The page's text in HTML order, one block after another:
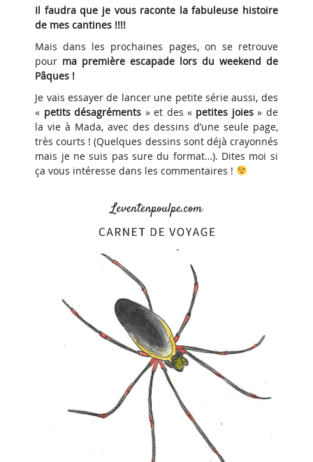
Il faudra que je vous raconte la fabuleuse histoire
de mes cantines !!!!
Mais dans les prochaines pages, on se retrouve
pour ma première escapade lors du weekend de
Pâques !
Je vais essayer de lancer une petite série aussi, des
« petits désagréments » et des « petites joies» de
la vie à Mada, avec des dessins d’une seule page,
très courts ! (Quelques dessins sont déjà crayonnés
mais je ne suis pas sure du format…). Dites moi si
ça vous intéresse dans les commentaires !